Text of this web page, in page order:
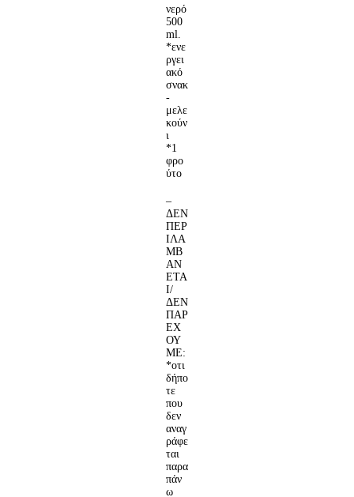
νερό
500
ml.
*ενε
ργει
ακό
σνακ
-
μελε
κούν
ι
*1
φρο
ύτο
–
ΔΕΝ
ΠΕΡ
ΙΛΑ
ΜΒ
ΑΝ
ΕΤΑ
Ι/
ΔΕΝ
ΠΑΡ
ΕΧ
ΟΥ
ΜΕ:
*οτι
δήπο
τε
που
δεν
αναγ
ράφε
ται
παρα
πάν
ω